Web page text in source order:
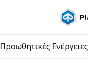
Προωθητικές Ενέργειες